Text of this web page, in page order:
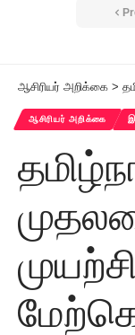
ஆசிரியர் அறிக்கை >
ஆசிரியர் அறிக்கை